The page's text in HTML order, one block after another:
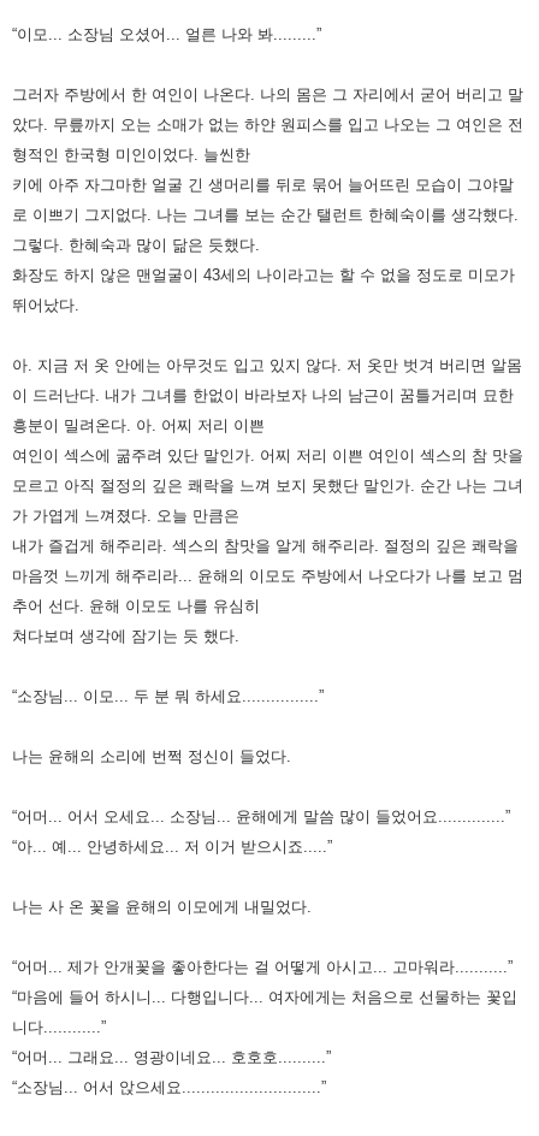
“이모... 소장님 오셨어... 얼른 나와 봐.........”
그러자 주방에서 한 여인이 나온다. 나의 몸은 그 자리에서 굳어 버리고 말
았다. 무릎까지 오는 소매가 없는 하얀 원피스를 입고 나오는 그 여인은 전
형적인 한국형 미인이었다. 늘씬한
키에 아주 자그마한 얼굴 긴 생머리를 뒤로 묶어 늘어뜨린 모습이 그야말
로 이쁘기 그지없다. 나는 그녀를 보는 순간 탤런트 한혜숙이를 생각했다.
그렇다. 한혜숙과 많이 닮은 듯했다.
화장도 하지 않은 맨얼굴이 43세의 나이라고는 할 수 없을 정도로 미모가
뛰어났다.
아. 지금 저 옷 안에는 아무것도 입고 있지 않다. 저 옷만 벗겨 버리면 알몸
이 드러난다. 내가 그녀를 한없이 바라보자 나의 남근이 꿈틀거리며 묘한
흥분이 밀려온다. 아. 어찌 저리 이쁜
여인이 섹스에 굶주려 있단 말인가. 어찌 저리 이쁜 여인이 섹스의 참 맛을
모르고 아직 절정의 깊은 쾌락을 느껴 보지 못했단 말인가. 순간 나는 그녀
가 가엽게 느껴졌다. 오늘 만큼은
내가 즐겁게 해주리라. 섹스의 참맛을 알게 해주리라. 절정의 깊은 쾌락을
마음껏 느끼게 해주리라... 윤해의 이모도 주방에서 나오다가 나를 보고 멈
추어 선다. 윤해 이모도 나를 유심히
쳐다보며 생각에 잠기는 듯 했다.
“소장님... 이모... 두 분 뭐 하세요................”
나는 윤해의 소리에 번쩍 정신이 들었다.
“어머... 어서 오세요... 소장님... 윤해에게 말씀 많이 들었어요..............”
“아... 예... 안녕하세요... 저 이거 받으시죠.....”
나는 사 온 꽃을 윤해의 이모에게 내밀었다.
“어머... 제가 안개꽃을 좋아한다는 걸 어떻게 아시고... 고마워라...........”
“마음에 들어 하시니... 다행입니다... 여자에게는 처음으로 선물하는 꽃입
니다............”
“어머... 그래요... 영광이네요... 호호호..........”
“소장님... 어서 앉으세요.............................”